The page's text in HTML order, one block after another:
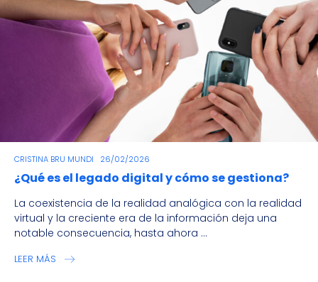
CRISTINA BRU MUNDI 26/02/2026
¿Qué es el legado digital y cómo se gestiona?
La coexistencia de la realidad analógica con la realidad
virtual y la creciente era de la información deja una
notable consecuencia, hasta ahora ...
LEER MÁS